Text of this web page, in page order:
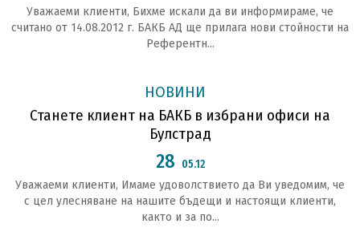
Уважаеми клиенти, Бихме искали да ви информираме, че
считано от 14.08.2012 г. БАКБ АД ще прилага нови стойности на
Референтн...
НОВИНИ
Станете клиент на БАКБ в избрани офиси на
Булстрад
28 05.12
Уважаеми клиенти, Имаме удоволствието да Ви уведомим, че
с цел улесняване на нашите бъдещи и настоящи клиенти,
както и за по...